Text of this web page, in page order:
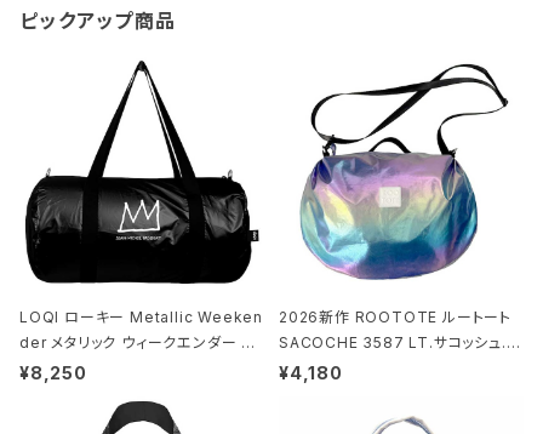
ピックアップ商品
LOQI ローキー Metallic Weeken
der メタリック ウィークエンダー ボ
ストンバッグ ショルダーバッグ JEAN
ck ジャン=ミッシェル・バスキア/クラ
¥8,250
2026新作 ROOTOTE ルートート
SACOCHE 3587 LT.サコッシュ.ル
ミエ-B ショルダーバッグ グロスネイ
¥4,180